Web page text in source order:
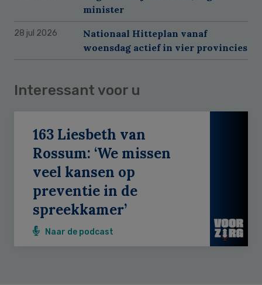
minister
28 jul 2026
Nationaal Hitteplan vanaf
woensdag actief in vier provincies
Interessant voor u
163 Liesbeth van
Rossum: ‘We missen
veel kansen op
preventie in de
spreekkamer’
Naar de podcast